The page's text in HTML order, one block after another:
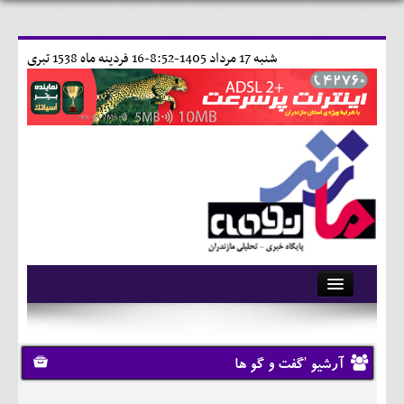
16 فردينه ماه 1538 تبری شنبه 17 مرداد 1405-8:52-
آرشیو
تماس با ما
وبلاگ
آرشیو 'گفت و گو ها